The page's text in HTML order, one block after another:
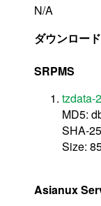
N/A
ダウンロー
SRPMS
tzdata-
MD5:
SHA-
Size:
Asianux